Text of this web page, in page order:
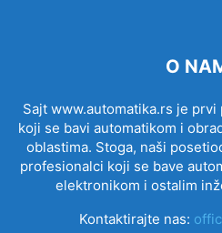
O
Sajt www.automatika.rs je
koji se bavi automatikom i
oblastima. Stoga, naši
profesionalci koji se bave
elektronikom i ostalim
Kontaktirajte nas: